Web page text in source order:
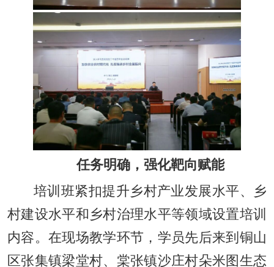
任务明确，强化靶向赋能
培训班紧扣提升乡村产业发展水平、乡
村建设水平和乡村治理水平等领域设置培训
内容。在现场教学环节，学员先后来到铜山
区张集镇梁堂村、棠张镇沙庄村朵米图生态